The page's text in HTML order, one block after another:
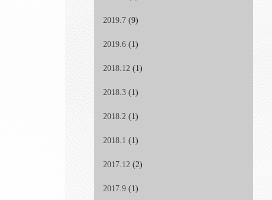
2019.7 (9)
2019.6 (1)
2018.12 (1)
2018.3 (1)
2018.2 (1)
2018.1 (1)
2017.12 (2)
2017.9 (1)